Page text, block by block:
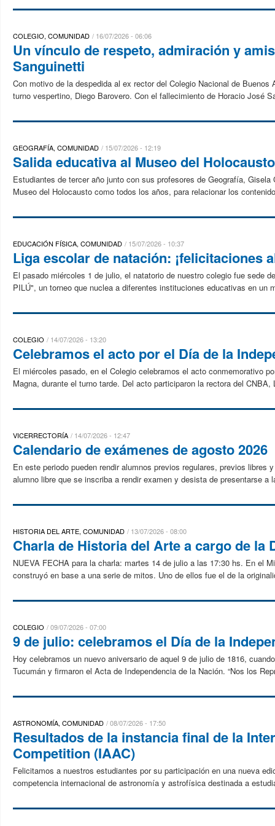
COLEGIO, COMUNIDAD 16/07/2026 - 06:06
Un vínculo de respeto, admiración y
Sanguinetti
Con motivo de la despedida al ex rector del Colegio Nacional de
turno vespertino, Diego Barovero. Con el fallecimiento de Horacio José
GEOGRAFÍA, COMUNIDAD 15/07/2026 - 12:19
Salida educativa al Museo del Holocausto
Estudiantes de tercer año junto con sus profesores de Geografía,
Museo del Holocausto como todos los años, para relacionar los
EDUCACIÓN FÍSICA, COMUNIDAD 15/07/2026 - 10:37
Liga escolar de natación: ¡felicitaciones
​El pasado miércoles 1 de julio, el natatorio de nuestro colegio fue sede
PILÚ", un torneo que nuclea a diferentes instituciones educativas en un
COLEGIO 14/07/2026 - 13:20
Celebramos el acto por el Día de la
El miércoles pasado, en el Colegio celebramos el acto conmemorativo
Magna, durante el turno tarde. Del acto participaron la rectora del
VICERRECTORÍA 14/07/2026 - 12:47
Calendario de exámenes de agosto 2026
En este periodo pueden rendir alumnos previos regulares, previos
alumno libre que se inscriba a rendir examen y desista de presentarse a
HISTORIA DEL ARTE, COMUNIDAD 13/07/2026 - 08:00
Charla de Historia del Arte a cargo de la
NUEVA FECHA para la charla: martes 14 de julio a las 17:30 hs. En el
construyó en base a una serie de mitos. Uno de ellos fue el de la
COLEGIO 09/07/2026 - 07:00
9 de julio: celebramos el Día de la
Hoy celebramos un nuevo aniversario de aquel 9 de julio de 1816,
Tucumán y firmaron el Acta de Independencia de la Nación. “Nos los
ASTRONOMÍA, COMUNIDAD 08/07/2026 - 17:50
Resultados de la instancia final de la
Competition (IAAC)
Felicitamos a nuestros estudiantes por su participación en una nueva
competencia internacional de astronomía y astrofísica destinada a